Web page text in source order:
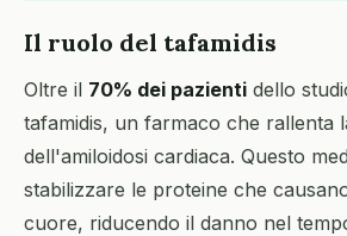
Il ruolo del tafamidis
Oltre il 70% dei pazienti dello
tafamidis, un farmaco che rallenta
dell'amiloidosi cardiaca. Questo
stabilizzare le proteine che
cuore, riducendo il danno nel